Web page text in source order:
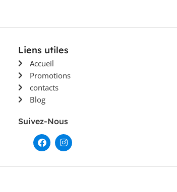
Liens utiles
Accueil
Promotions
contacts
Blog
Suivez-Nous